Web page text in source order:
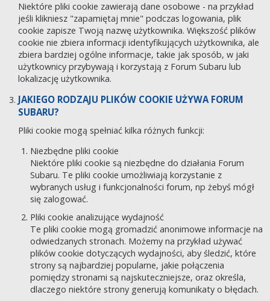
Niektóre pliki cookie zawierają dane osobowe - na przykład
jeśli klikniesz "zapamiętaj mnie" podczas logowania, plik
cookie zapisze Twoją nazwę użytkownika. Większość plików
cookie nie zbiera informacji identyfikujących użytkownika, ale
zbiera bardziej ogólne informacje, takie jak sposób, w jaki
użytkownicy przybywają i korzystają z Forum Subaru lub
lokalizację użytkownika.
JAKIEGO RODZAJU PLIKÓW COOKIE UŻYWA FORUM
SUBARU?
Pliki cookie mogą spełniać kilka różnych funkcji:
Niezbędne pliki cookie
Niektóre pliki cookie są niezbędne do działania Forum
Subaru. Te pliki cookie umożliwiają korzystanie z
wybranych usług i funkcjonalności forum, np żebyś mógł
się zalogować.
Pliki cookie analizujące wydajność
Te pliki cookie mogą gromadzić anonimowe informacje na
odwiedzanych stronach. Możemy na przykład używać
plików cookie dotyczących wydajności, aby śledzić, które
strony są najbardziej popularne, jakie połączenia
pomiędzy stronami są najskuteczniejsze, oraz określa,
dlaczego niektóre strony generują komunikaty o błędach.